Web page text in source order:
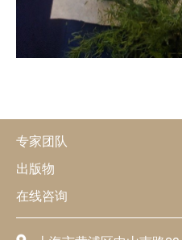
专家团队
出版物
在线咨询